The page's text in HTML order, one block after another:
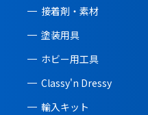
接着剤・素材
塗装用具
ホビー用工具
Classy'n Dressy
輸入キット